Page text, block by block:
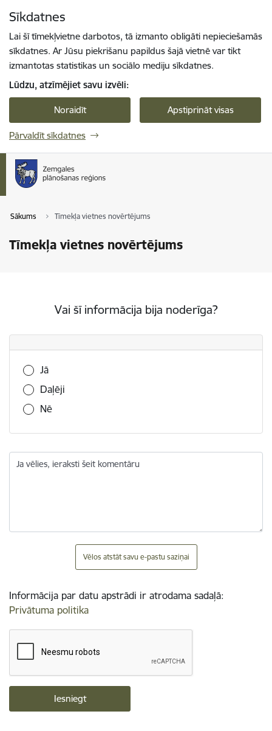
Sīkdatnes
Lai šī tīmekļvietne darbotos, tā izmanto obligāti nepieciešamās
sīkdatnes. Ar Jūsu piekrišanu papildus šajā vietnē var tikt
izmantotas statistikas un sociālo mediju sīkdatnes.
Lūdzu, atzīmējiet savu izvēli:
Noraidīt Apstiprināt visas
Pārvaldīt sīkdatnes
Sākums Tīmekļa vietnes novērtējums
Tīmekļa vietnes novērtējums
Vai šī informācija bija noderīga?
Vai šī informācija bija noderīga?
Jā
Daļēji
Nē
Ja vēlies, ieraksti šeit komentāru
Vēlos atstāt savu e-pastu saziņai
Informācija par datu apstrādi ir atrodama sadaļā:
Privātuma politika